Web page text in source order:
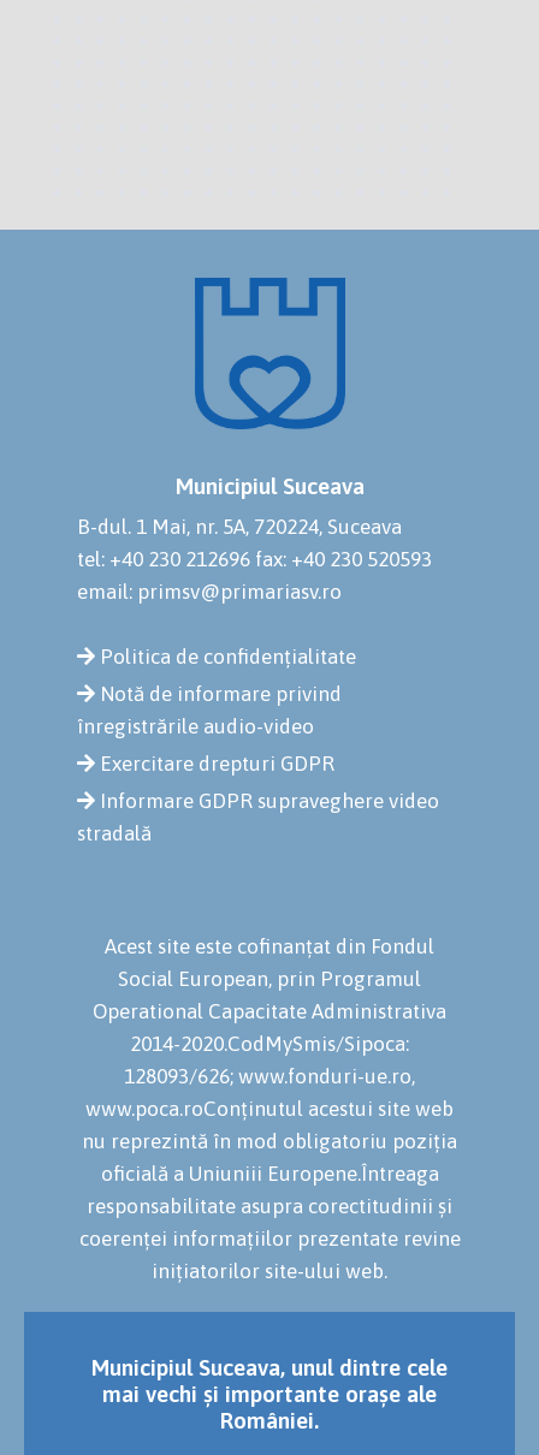
Municipiul Suceava
B-dul. 1 Mai, nr. 5A, 720224, Suceava
tel: +40 230 212696 fax: +40 230 520593
email: primsv@primariasv.ro
Politica de confidențialitate
Notă de informare privind
înregistrările audio-video
Exercitare drepturi GDPR
Informare GDPR supraveghere video
stradală
Acest site este cofinanțat din Fondul
Social European, prin Programul
Operational Capacitate Administrativa
2014-2020.CodMySmis/Sipoca:
128093/626; www.fonduri-ue.ro,
www.poca.roConținutul acestui site web
nu reprezintă în mod obligatoriu poziția
oficială a Uniuniii Europene.Întreaga
responsabilitate asupra corectitudinii și
coerenței informațiilor prezentate revine
inițiatorilor site-ului web.
Municipiul Suceava, unul dintre cele
mai vechi și importante orașe ale
României.